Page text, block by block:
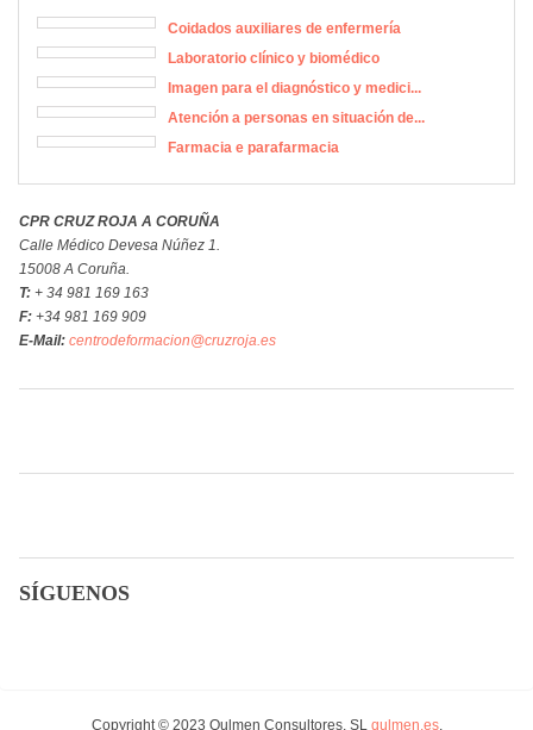
Coidados auxiliares de enfermería
Laboratorio clínico y biomédico
Imagen para el diagnóstico y medici...
Atención a personas en situación de...
Farmacia e parafarmacia
CPR CRUZ ROJA A CORUÑA
Calle Médico Devesa Núñez 1.
15008 A Coruña.
T: + 34 981 169 163
F: +34 981 169 909
E-Mail: centrodeformacion@cruzroja.es
SÍGUENOS
Copyright © 2023 Qulmen Consultores, SL qulmen.es.